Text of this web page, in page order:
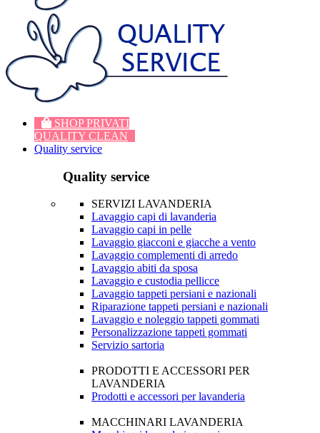
SHOP PRIVATI
QUALITY CLEAN
Quality service
Quality service
SERVIZI LAVANDERIA
Lavaggio capi di lavanderia
Lavaggio capi in pelle
Lavaggio giacconi e giacche a vento
Lavaggio complementi di arredo
Lavaggio abiti da sposa
Lavaggio e custodia pellicce
Lavaggio tappeti persiani e nazionali
Riparazione tappeti persiani e nazionali
Lavaggio e noleggio tappeti gommati
Personalizzazione tappeti gommati
Servizio sartoria
PRODOTTI E ACCESSORI PER
LAVANDERIA
Prodotti e accessori per lavanderia
MACCHINARI LAVANDERIA